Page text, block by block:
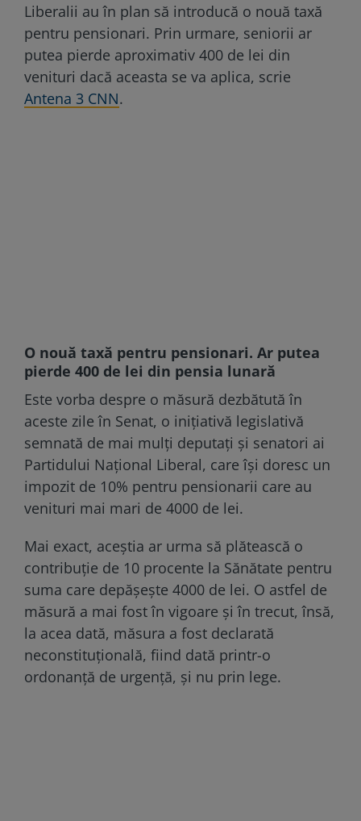
Liberalii au în plan să introducă o nouă taxă
pentru pensionari. Prin urmare, seniorii ar
putea pierde aproximativ 400 de lei din
venituri dacă aceasta se va aplica, scrie
Antena 3 CNN.
O nouă taxă pentru pensionari. Ar putea
pierde 400 de lei din pensia lunară
Este vorba despre o măsură dezbătută în
aceste zile în Senat, o inițiativă legislativă
semnată de mai mulți deputați și senatori ai
Partidului Național Liberal, care își doresc un
impozit de 10% pentru pensionarii care au
venituri mai mari de 4000 de lei.
Mai exact, aceștia ar urma să plătească o
contribuție de 10 procente la Sănătate pentru
suma care depășește 4000 de lei. O astfel de
măsură a mai fost în vigoare și în trecut, însă,
la acea dată, măsura a fost declarată
neconstituțională, fiind dată printr-o
ordonanță de urgență, și nu prin lege.